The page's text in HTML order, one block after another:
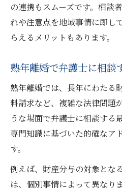
の連携もスムーズです。相談
れや注意点を地域事情に即し
らえるメリットもあります。
熟年離婚で弁護士に相談
熟年離婚では、長年にわたる
料請求など、複雑な法律問題
うな場面で弁護士に相談する
専門知識に基づいた的確なア
す。
例えば、財産分与の対象とな
は、個別事情によって異なり